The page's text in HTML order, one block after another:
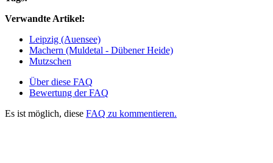
Verwandte Artikel:
Leipzig (Auensee)
Machern (Muldetal - Dübener Heide)
Mutzschen
Über diese FAQ
Bewertung der FAQ
Es ist möglich, diese FAQ zu kommentieren.